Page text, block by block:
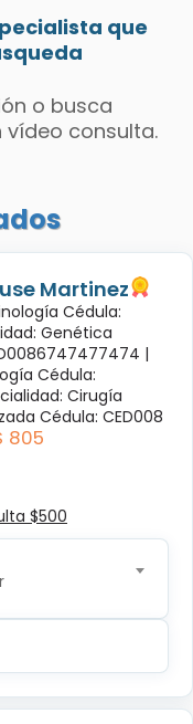
que
o busca
consulta.
Martinez
Cédula:
Genética
|
Cédula:
Cirugía
Cédula: CED008
805
$500